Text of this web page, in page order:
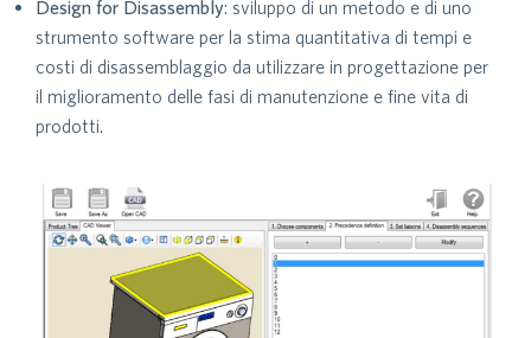
Design for Disassembly: sviluppo di un metodo e di uno
strumento software per la stima quantitativa di tempi e
costi di disassemblaggio da utilizzare in progettazione per
il miglioramento delle fasi di manutenzione e fine vita di
prodotti.